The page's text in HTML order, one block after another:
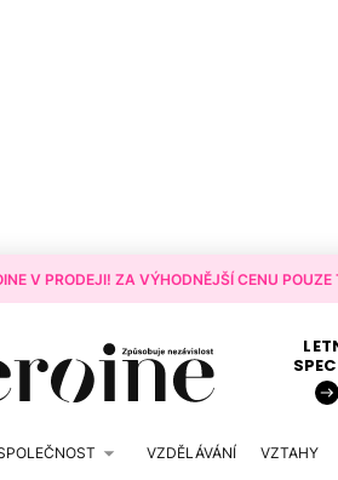
V PRODEJI! ZA VÝHODNĚJŠÍ CENU
VZDĚLÁVÁNÍ VZTAHY